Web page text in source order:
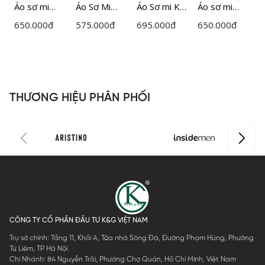
Áo sơ mi
ngắn tay
0
650.000đ
Áo Sơ Mi
Nam
575.000đ
Áo Sơ mi Kẻ
Nam
695.000đ
Áo sơ mi
ngắn tay
650.000đ
THƯƠNG HIỆU PHÂN PHỐI
CÔNG TY CỔ PHẦN ĐẦU TƯ K&G VIỆT NAM
Trụ sở chính: Tầng 11, Khối A, Tòa nhà Sông Đà, Đường Phạm Hùng, Phường
Từ Liêm, TP Hà Nội
Chi Nhánh: 84 Nguyễn Trãi, Phường Chợ Quán, Hồ Chí Minh, Việt Nam